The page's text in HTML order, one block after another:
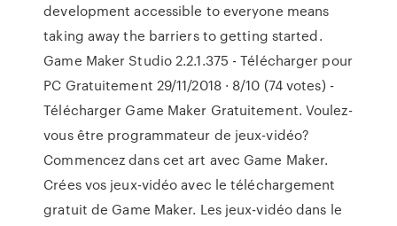
development accessible to everyone means
taking away the barriers to getting started.
Game Maker Studio 2.2.1.375 - Télécharger pour
PC Gratuitement 29/11/2018 · 8/10 (74 votes) -
Télécharger Game Maker Gratuitement. Voulez-
vous être programmateur de jeux-vidéo?
Commencez dans cet art avec Game Maker.
Crées vos jeux-vidéo avec le téléchargement
gratuit de Game Maker. Les jeux-vidéo dans le